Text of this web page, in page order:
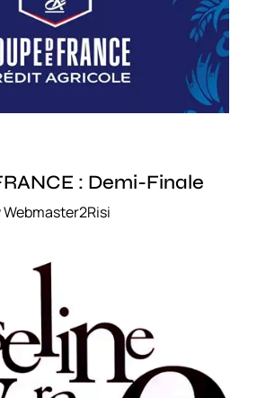
: Demi-Finale
Webmaster2Risi